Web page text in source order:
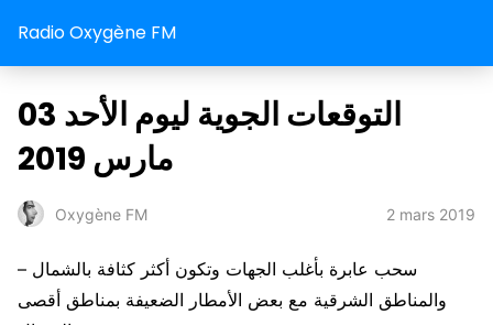
Radio Oxygène FM
التوقعات الجوية ليوم الأحد 03
مارس 2019
Oxygène FM 2 mars 2019
– سحب عابرة بأغلب الجهات وتكون أكثر كثافة بالشمال
والمناطق الشرقية مع بعض الأمطار الضعيفة بمناطق أقصى